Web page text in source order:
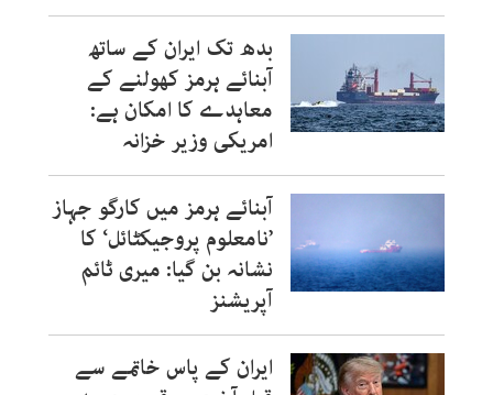
بدھ تک ایران کے ساتھ
آبنائے ہرمز کھولنے کے
معاہدے کا امکان ہے:
امریکی وزیر خزانہ
آبنائے ہرمز میں کارگو جہاز
’نامعلوم پروجیکٹائل‘ کا
نشانہ بن گیا: میری ٹائم
آپریشنز
ایران کے پاس خاتمے سے